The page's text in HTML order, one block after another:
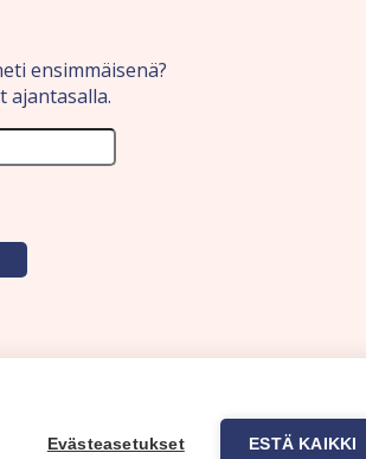
Evästeasetukset ESTÄ KAIKKI
ensimmäisenä?
ajantasalla.